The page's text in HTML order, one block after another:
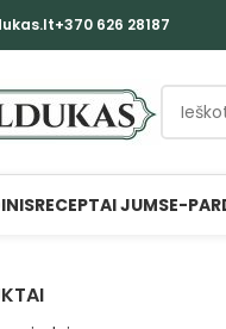
+370 626 28187
RECEPTAI JUMSE-